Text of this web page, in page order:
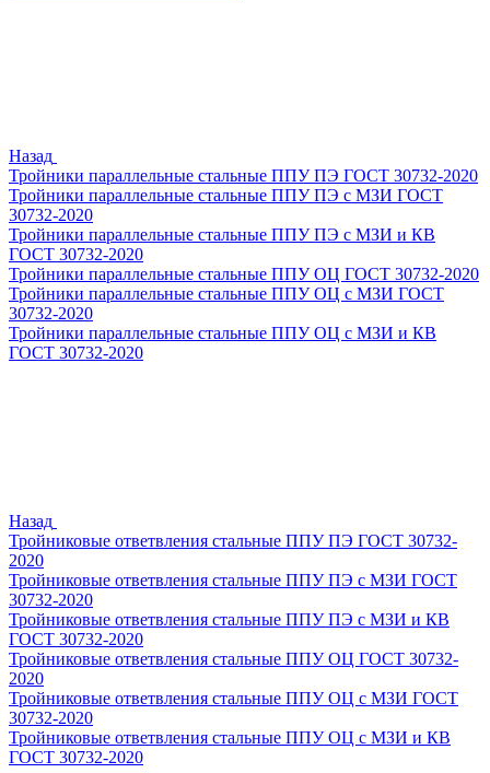
Назад
Тройники параллельные стальные ППУ ПЭ ГОСТ 30732-2020
Тройники параллельные стальные ППУ ПЭ с МЗИ ГОСТ
30732-2020
Тройники параллельные стальные ППУ ПЭ с МЗИ и КВ
ГОСТ 30732-2020
Тройники параллельные стальные ППУ ОЦ ГОСТ 30732-2020
Тройники параллельные стальные ППУ ОЦ с МЗИ ГОСТ
30732-2020
Тройники параллельные стальные ППУ ОЦ с МЗИ и КВ
ГОСТ 30732-2020
Назад
Тройниковые ответвления стальные ППУ ПЭ ГОСТ 30732-
2020
Тройниковые ответвления стальные ППУ ПЭ с МЗИ ГОСТ
30732-2020
Тройниковые ответвления стальные ППУ ПЭ с МЗИ и КВ
ГОСТ 30732-2020
Тройниковые ответвления стальные ППУ ОЦ ГОСТ 30732-
2020
Тройниковые ответвления стальные ППУ ОЦ с МЗИ ГОСТ
30732-2020
Тройниковые ответвления стальные ППУ ОЦ с МЗИ и КВ
ГОСТ 30732-2020